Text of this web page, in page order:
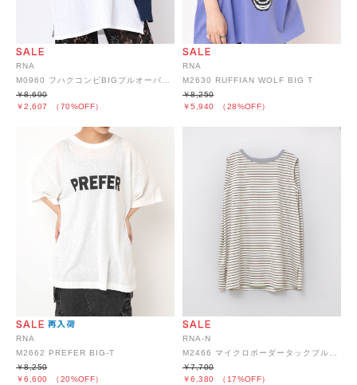
RNA
￥2,607 （70%OFF）
￥8,690
RNA
M2630 RUFFIAN WOLF BIG T
￥5,940 （28%OFF）
￥8,250
RNA
M2662 PREFER BIG-T
￥6,600 （20%OFF）
￥8,250
RNA-N
M2466 マイクロボーダータックプルオーバー
￥6,380 （17%OFF）
￥7,700